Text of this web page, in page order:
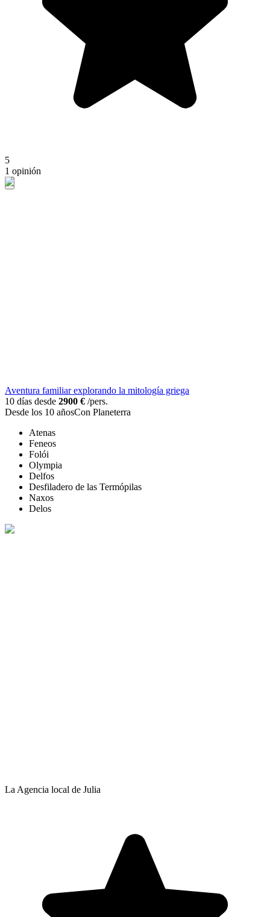
5
1 opinión
Aventura familiar explorando la mitología griega
10 días desde 2900 € /pers.
Desde los 10 añosCon Planeterra
Atenas
Feneos
Folói
Olympia
Delfos
Desfiladero de las Termópilas
Naxos
Delos
La Agencia local de Julia